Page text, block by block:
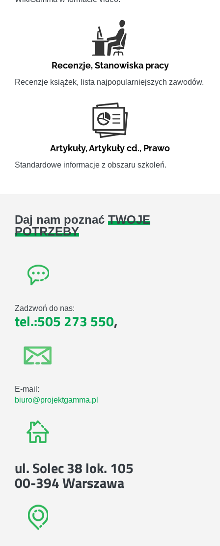
Recenzje,Stanowiska pracy
Recenzje książek, lista najpopularniejszych zawodów.
Artykuły,Artykuły cd., Prawo
Standardowe informacje z obszaru szkoleń.
Daj nam poznać TWOJE
POTRZEBY
Zadzwoń do nas:
tel.:505 273 550,
E-mail:
biuro@projektgamma.pl
ul. Solec 38 lok. 105
00-394 Warszawa